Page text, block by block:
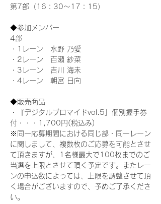
第7部（16：30～17：15）
◆参加メンバー
4部
・1レーン　水野 乃愛
・2レーン　百瀬 紗菜
・3レーン　吉川 海未
・4レーン　朝宮 日向
◆販売商品
・『デジタルブロマイドvol.5』個別握手券
付・・・1,700円(税込み)
※同一応募期間における同じ部・同一レーン
に関しまして、複数枚のご応募を可能とさせ
て頂きますが、1名様最大で100枚までのご
当選を上限とさせて頂く予定です。またレー
ンの申込数によっては、上限を調整させて頂
く場合がございますので、予めご了承くださ
い。